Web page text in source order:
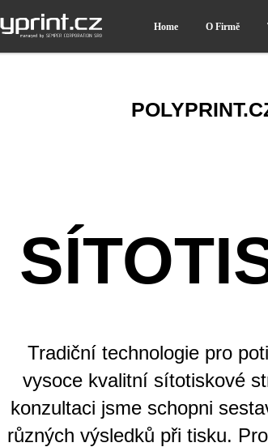
Home O Firmě
Tradiční technologie pro
vysoce kvalitní sítotiskové
konzultaci jsme schopni
různých výsledků při tisku.